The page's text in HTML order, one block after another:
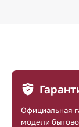
Официальная
модели